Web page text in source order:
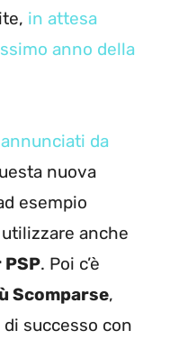
in attesa
anno della
da
nuova
esempio
utilizzare anche
. Poi c’è
Scomparse,
successo con